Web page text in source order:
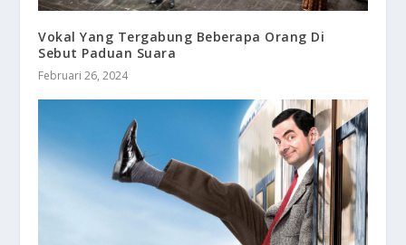
Vokal Yang Tergabung Beberapa Orang Di
Sebut Paduan Suara
Februari 26, 2024